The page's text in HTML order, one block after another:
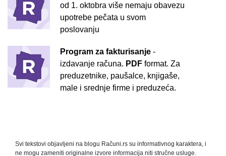
od 1. oktobra više nemaju obavezu
upotrebe pečata u svom
poslovanju
Program za fakturisanje -
izdavanje računa. PDF format. Za
preduzetnike, paušalce, knjigaše,
male i srednje firme i preduzeća.
Svi tekstovi objavljeni na blogu Računi.rs su informativnog karaktera, i
ne mogu zameniti originalne izvore informacija niti stručne usluge.